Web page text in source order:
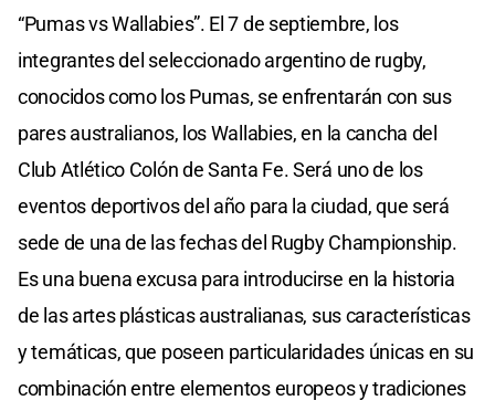
“Pumas vs Wallabies”. El 7 de septiembre, los
integrantes del seleccionado argentino de rugby,
conocidos como los Pumas, se enfrentarán con sus
pares australianos, los Wallabies, en la cancha del
Club Atlético Colón de Santa Fe. Será uno de los
eventos deportivos del año para la ciudad, que será
sede de una de las fechas del Rugby Championship.
Es una buena excusa para introducirse en la historia
de las artes plásticas australianas, sus características
y temáticas, que poseen particularidades únicas en su
combinación entre elementos europeos y tradiciones